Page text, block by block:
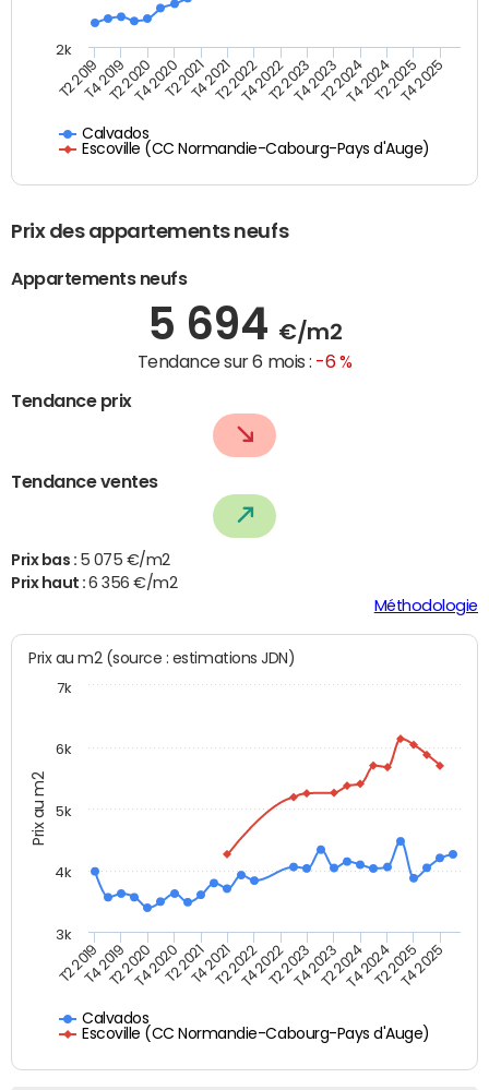
Calvados
Escoville (CC Normandie-Cabourg-Pays d'Auge)
T2 2019T4 2019T2 2020T4 2020T2 2021T4 2021T2 2022T4 2022T2 2023T4 2023T2 2024T4 2024T2 2025T4 2025
2k
Prix des appartements neufs
Appartements neufs
5 694 €/m2
Tendance sur 6 mois : -6 %
Tendance prix
Tendance ventes
Prix bas : 5 075 €/m2
Prix haut :6 356 €/m2
Méthodologie
Prix au m2
Prix au m2 (source : estimations JDN)
Calvados
Escoville (CC Normandie-Cabourg-Pays d'Auge)
T2 2019T4 2019T2 2020T4 2020T2 2021T4 2021T2 2022T4 2022T2 2023T4 2023T2 2024T4 2024T2 2025T4 2025
3k
4k
5k
6k
7k